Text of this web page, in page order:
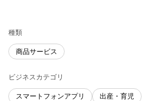
種類
商品サービス
ビジネスカテゴリ
スマートフォンアプリ 出産・育児